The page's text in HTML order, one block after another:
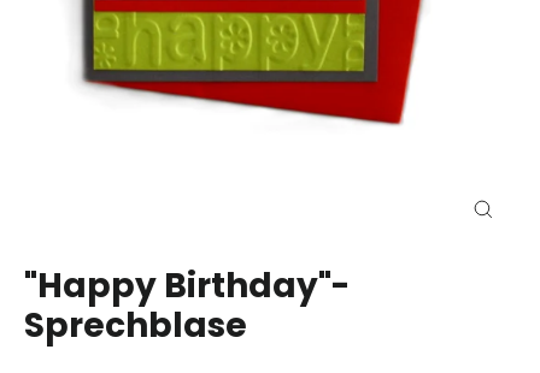
"Happy Birthday"-
Sprechblase